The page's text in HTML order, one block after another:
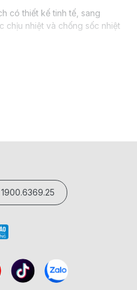
có thiết kế tinh tế, sang
chịu nhiệt và chống sốc nhiệt
bếp điện từ. Bếp điện
mặt kính chịu nhiệt, có thể